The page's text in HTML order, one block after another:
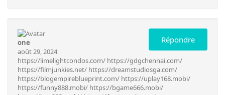
Répondre
one
août 29, 2024
https://limelightcondos.com/ https://gdgchennai.com/
https://filmjunkies.net/ https://dreamstudiosga.com/
https://blogempireblueprint.com/ https://uplay168.mobi/
https://funny888.mobi/ https://bgame666.mobi/